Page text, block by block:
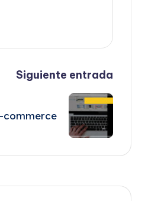
Siguiente entrada
commerce